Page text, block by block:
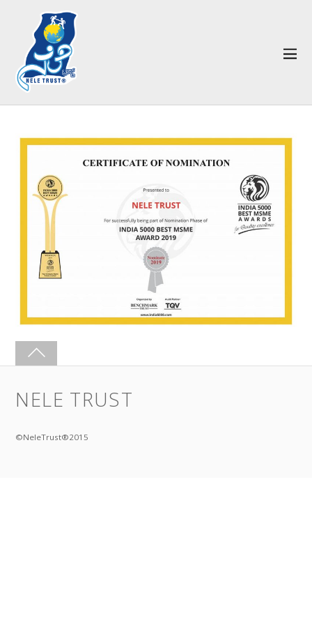
NELE TRUST
©NeleTrust®2015